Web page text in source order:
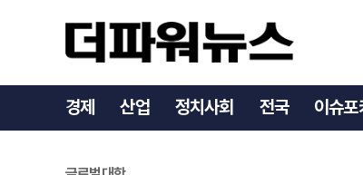
경제 산업 정치사회 전국 이슈포
대구시교육청, 제2